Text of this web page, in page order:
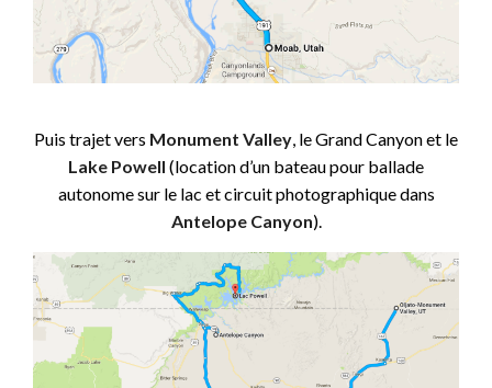
Puis trajet vers Monument Valley , le Grand Canyon et le
Lake Powell (location d’un bateau pour ballade
autonome sur le lac et circuit photographique dans
Antelope Canyon).